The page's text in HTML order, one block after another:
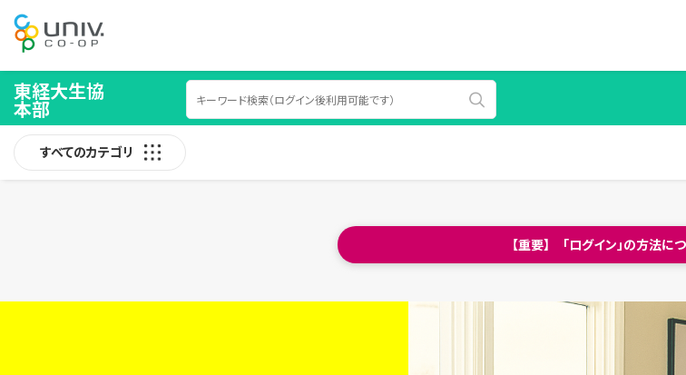
東経大生協
本部
すべてのカテゴリ
【重要】 「ログイン」の方法に